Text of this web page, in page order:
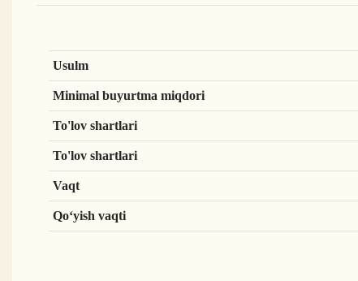
Usulm
Minimal buyurtma miqdori
To'lov shartlari
To'lov shartlari
Vaqt
Qoʻyish vaqti